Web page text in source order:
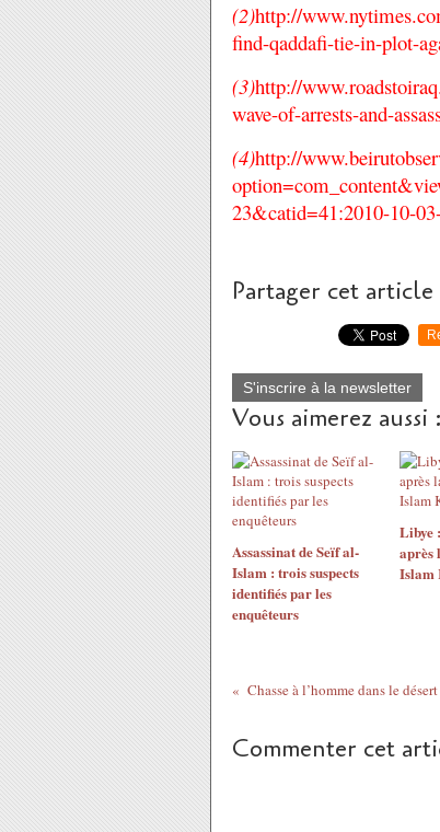
(2)http://
find-qaddafi-tie-in-plot-
(3)http://
wave-of-arrests-and-
(4)http://
23&catid=41:2010-10-
Partager cet article
S'inscrire à la newsletter
Vous aimerez aussi :
Assassinat de Seïf al-
Islam : trois suspects
identifiés par les
enquêteurs
Libye
après
Islam
Commenter cet